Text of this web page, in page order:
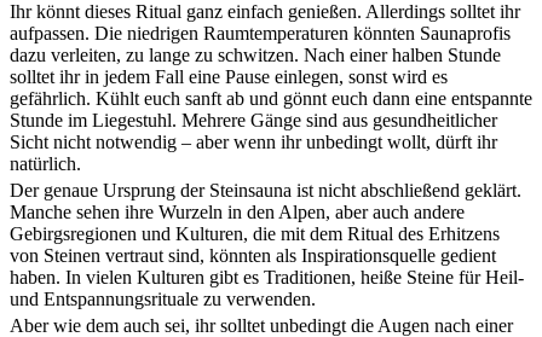
Ihr könnt dieses Ritual ganz einfach genießen. Allerdings solltet ihr
aufpassen. Die niedrigen Raumtemperaturen könnten Saunaprofis
dazu verleiten, zu lange zu schwitzen. Nach einer halben Stunde
solltet ihr in jedem Fall eine Pause einlegen, sonst wird es
gefährlich. Kühlt euch sanft ab und gönnt euch dann eine entspannte
Stunde im Liegestuhl. Mehrere Gänge sind aus gesundheitlicher
Sicht nicht notwendig – aber wenn ihr unbedingt wollt, dürft ihr
natürlich.
Der genaue Ursprung der Steinsauna ist nicht abschließend geklärt.
Manche sehen ihre Wurzeln in den Alpen, aber auch andere
Gebirgsregionen und Kulturen, die mit dem Ritual des Erhitzens
von Steinen vertraut sind, könnten als Inspirationsquelle gedient
haben. In vielen Kulturen gibt es Traditionen, heiße Steine für Heil-
und Entspannungsrituale zu verwenden.
Aber wie dem auch sei, ihr solltet unbedingt die Augen nach einer